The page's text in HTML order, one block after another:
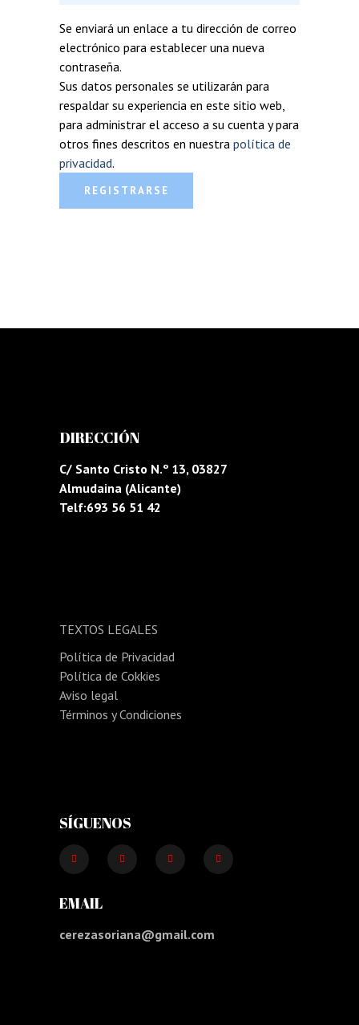
Se enviará un enlace a tu dirección de correo
electrónico para establecer una nueva
contraseña.
Sus datos personales se utilizarán para
respaldar su experiencia en este sitio web,
para administrar el acceso a su cuenta y para
otros fines descritos en nuestra política de
privacidad.
REGISTRARSE
DIRECCIÓN
C/ Santo Cristo N.º 13, 03827
Almudaina (Alicante)
Telf:693 56 51 42
TEXTOS LEGALES
Política de Privacidad
Política de Cokkies
Aviso legal
Términos y Condiciones
SÍGUENOS
EMAIL
cerezasoriana@gmail.com